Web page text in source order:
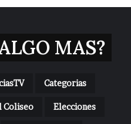
MAS?
Categorias
Coliseo Elecciones